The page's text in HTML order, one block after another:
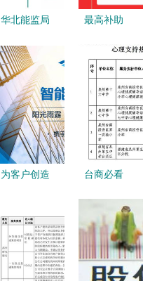
华北能监局
电力市场调
频和备用辅
助服务交易
实施细则》
征求意见稿
技术赋能与
最高补助
2021年合
肥市新技术
新产品新模
式备案工作
启动
为客户创造
户共成长
——访阳光
雨露多厂商
台商必看
网络辅导服
务指南